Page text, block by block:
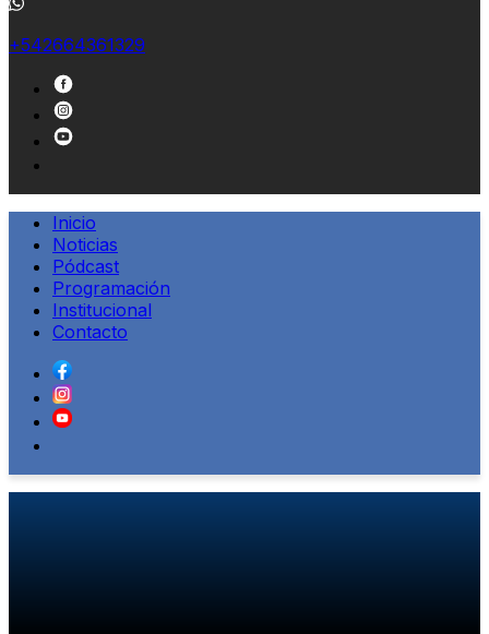
+542664361329
Inicio
Noticias
Pódcast
Programación
Institucional
Contacto